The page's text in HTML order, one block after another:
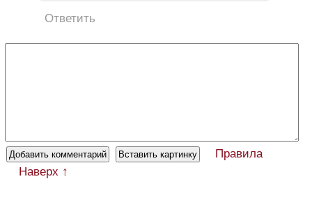
Ответить
Правила
Наверх ↑